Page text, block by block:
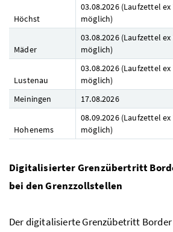
Höchst
03.08.2026 (Laufzettel
möglich)
Mäder
03.08.2026 (Laufzettel
möglich)
Lustenau
03.08.2026 (Laufzettel
möglich)
Meiningen
17.08.2026
Hohenems
08.09.2026 (Laufzettel
möglich)
Digitalisierter Grenzübertritt
bei den Grenzzollstellen
Der digitalisierte Grenzübetritt